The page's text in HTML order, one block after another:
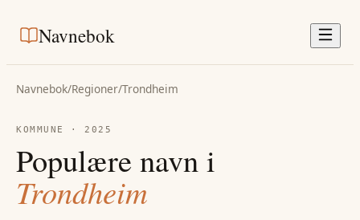
Navnebok
Navnebok/Regioner/Trondheim
KOMMUNE ·2025
Populære navn i
Trondheim